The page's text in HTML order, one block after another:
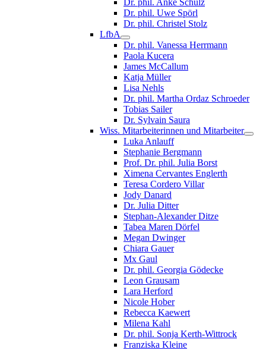
Dr. phil. Uwe Spörl
Dr. phil. Christel Stolz
LfbA
Dr. phil. Vanessa Herrmann
Paola Kucera
James McCallum
Katja Müller
Lisa Nehls
Dr. phil. Martha Ordaz Schroeder
Tobias Sailer
Dr. Sylvain Saura
Wiss. Mitarbeiterinnen und Mitarbeiter
Luka Anlauff
Stephanie Bergmann
Prof. Dr. phil. Julia Borst
Ximena Cervantes Englerth
Teresa Cordero Villar
Jody Danard
Dr. Julia Ditter
Stephan-Alexander Ditze
Tabea Maren Dörfel
Megan Dwinger
Chiara Gauer
Mx Gaul
Dr. phil. Georgia Gödecke
Leon Grausam
Lara Herford
Nicole Hober
Rebecca Kaewert
Milena Kahl
Dr. phil. Sonja Kerth-Wittrock
Franziska Kleine